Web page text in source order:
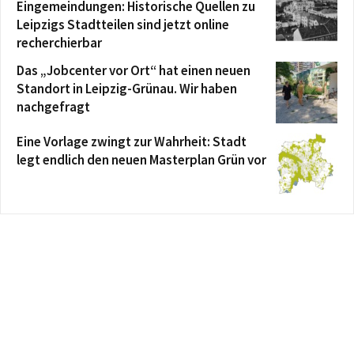
Eingemeindungen: Historische Quellen zu
Leipzigs Stadtteilen sind jetzt online
recherchierbar
Das „Jobcenter vor Ort“ hat einen neuen
Standort in Leipzig-Grünau. Wir haben
nachgefragt
Eine Vorlage zwingt zur Wahrheit: Stadt
legt endlich den neuen Masterplan Grün vor